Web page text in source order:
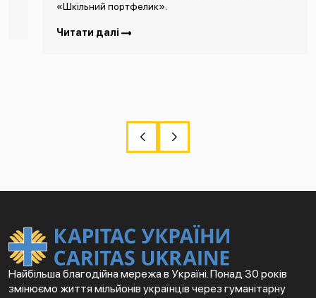
«Шкільний портфелик».
Читати далі
Найбільша благодійна мережа в Україні. Понад 30 років
змінюємо життя мільйонів українців через гуманітарну